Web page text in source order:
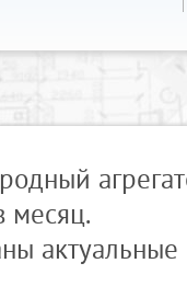
месяц.
актуальные